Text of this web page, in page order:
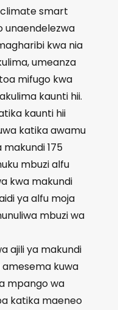
smart
kwa nia
umeanza
mifugo kwa
kaunti hii.
kaunti hii
katika awamu
175
mbuzi alfu
kwa makundi
ya alfu moja
mbuzi wa
ajili ya makundi
amesema kuwa
mpango wa
katika maeneo